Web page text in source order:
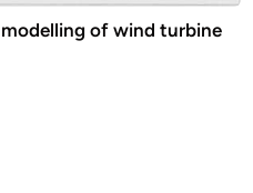
of wind turbine